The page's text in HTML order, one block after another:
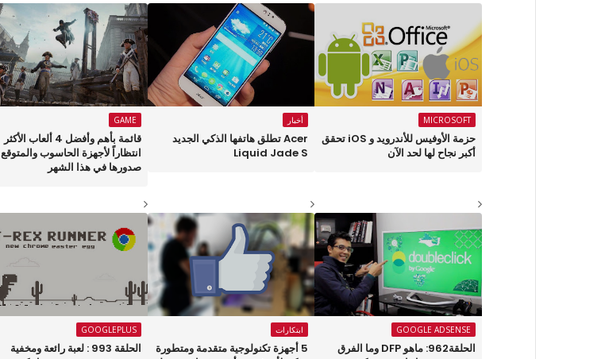
MICROSOFT
حزمة الأوفيس للأندرويد و iOS تحقق
أكبر نجاح لها لحد الآن
أخبار
Acer تطلق هاتفها الذكي الجديد
Liquid Jade S
GAME
قائمة بأهم وأفضل 4 ألعاب الأكثر
انتظاراً لأجهزة الحاسوب والمتوقع
صدورها في هذا الشهر
GOOGLE ADSENSE
الحلقة962: ماهو DFP وما الفرق
ابتكارات
5 أجهزة تكنولوجية متقدمة ومتطورة
GOOGLEPLUS
الحلقة 993 : لعبة رائعة ومخفية